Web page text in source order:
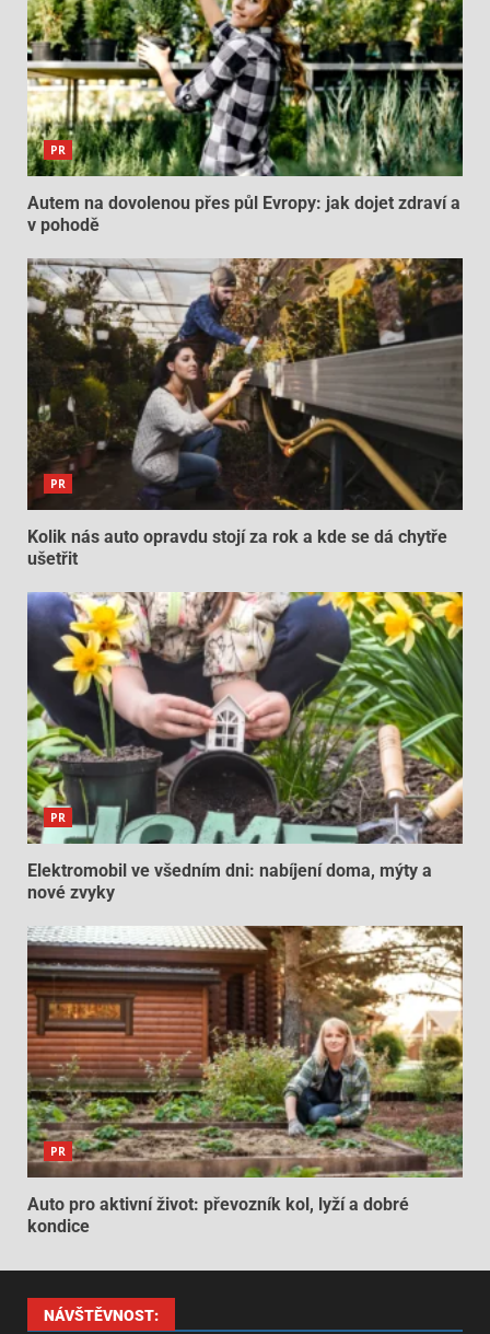
PR
Autem na dovolenou přes půl Evropy: jak dojet zdraví a
v pohodě
PR
Kolik nás auto opravdu stojí za rok a kde se dá chytře
ušetřit
PR
Elektromobil ve všedním dni: nabíjení doma, mýty a
nové zvyky
PR
Auto pro aktivní život: převozník kol, lyží a dobré
kondice
NÁVŠTĚVNOST: